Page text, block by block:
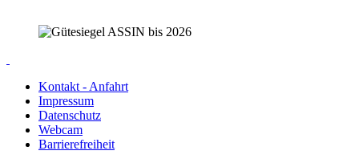
Kontakt - Anfahrt
Impressum
Datenschutz
Webcam
Barrierefreiheit